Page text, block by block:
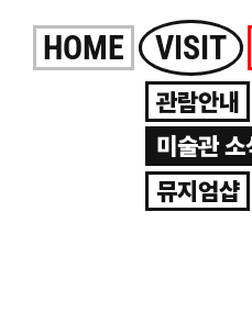
content
HOME VISIT
관람안내
미술관 소
뮤지엄샵